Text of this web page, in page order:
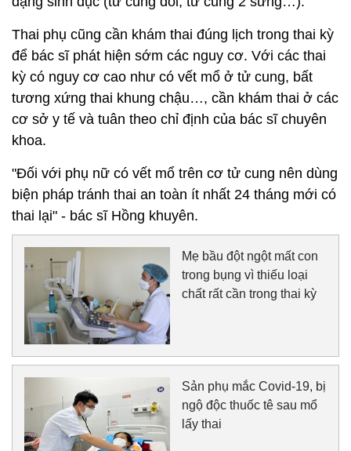
Thai phụ cũng cần khám thai đúng lịch trong thai kỳ
để bác sĩ phát hiện sớm các nguy cơ. Với các thai
kỳ có nguy cơ cao như có vết mổ ở tử cung, bất
tương xứng thai khung chậu…, cần khám thai ở các
cơ sở y tế và tuân theo chỉ định của bác sĩ chuyên
khoa.
"Đối với phụ nữ có vết mổ trên cơ tử cung nên dùng
biện pháp tránh thai an toàn ít nhất 24 tháng mới có
thai lại" - bác sĩ Hồng khuyên.
Mẹ bầu đột ngột mất con
trong bụng vì thiếu loại
chất rất cần trong thai kỳ
Sản phụ mắc Covid-19, bị
ngộ độc thuốc tê sau mổ
lấy thai